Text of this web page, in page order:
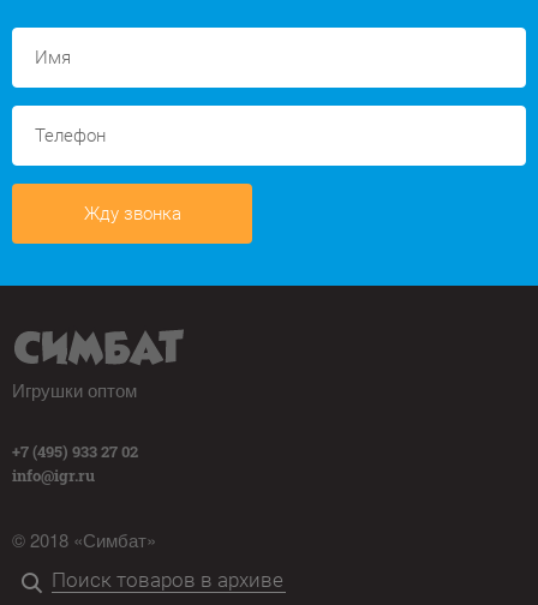
Жду звонка
Игрушки оптом
+7 (495) 933 27 02
info@igr.ru
© 2018 «Симбат»